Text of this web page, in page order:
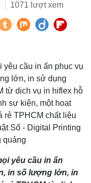
1071 lượt xem
cầu in ấn phục vụ
lớn, in sử dụng
từ dịch vụ in hiflex hỗ
sự kiện, một hoạt
rẻ TPHCM chất liệu
Số - Digital Printing
quảng
yêu cầu in ấn
in số lượng lớn, in